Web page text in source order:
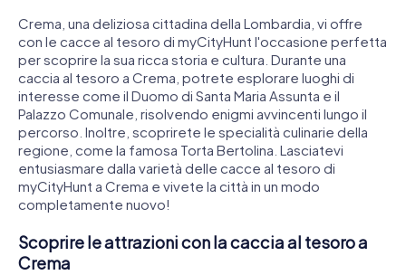
Crema, una deliziosa cittadina della Lombardia, vi offre
con le cacce al tesoro di myCityHunt l'occasione perfetta
per scoprire la sua ricca storia e cultura. Durante una
caccia al tesoro a Crema, potrete esplorare luoghi di
interesse come il Duomo di Santa Maria Assunta e il
Palazzo Comunale, risolvendo enigmi avvincenti lungo il
percorso. Inoltre, scoprirete le specialità culinarie della
regione, come la famosa Torta Bertolina. Lasciatevi
entusiasmare dalla varietà delle cacce al tesoro di
myCityHunt a Crema e vivete la città in un modo
completamente nuovo!
Scoprire le attrazioni con la caccia al tesoro a
Crema